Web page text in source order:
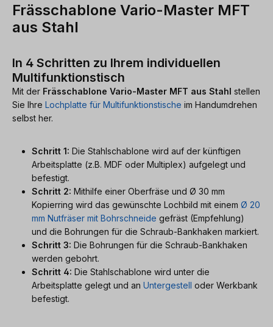
Frässchablone Vario-Master MFT
aus Stahl
In 4 Schritten zu Ihrem individuellen
Multifunktionstisch
Mit der Frässchablone Vario-Master MFT aus Stahl stellen
Sie Ihre Lochplatte für Multifunktionstische im Handumdrehen
selbst her.
Schritt 1: Die Stahlschablone wird auf der künftigen
Arbeitsplatte (z.B. MDF oder Multiplex) aufgelegt und
befestigt.
Schritt 2: Mithilfe einer Oberfräse und Ø 30 mm
Kopierring wird das gewünschte Lochbild mit einem Ø 20
mm Nutfräser mit Bohrschneide gefräst (Empfehlung)
und die Bohrungen für die Schraub-Bankhaken markiert.
Schritt 3: Die Bohrungen für die Schraub-Bankhaken
werden gebohrt.
Schritt 4: Die Stahlschablone wird unter die
Arbeitsplatte gelegt und an Untergestell oder Werkbank
befestigt.